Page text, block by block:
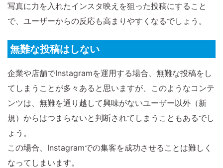
写真に力を入れたインスタ映えを狙った投稿にすること
で、ユーザーからの反応も高まりやすくなるでしょう。
無難な投稿はしない
企業や店舗でInstagramを運用する場合、無難な投稿をし
てしまうことが多々あると思いますが、このようなコンテ
ンツは、無難を通り越して興味がないユーザー以外（新
規）からはつまらないと判断されてしまうこともあるでし
ょう。
この場合、Instagramでの集客を成功させることは難しく
なってしまいます。